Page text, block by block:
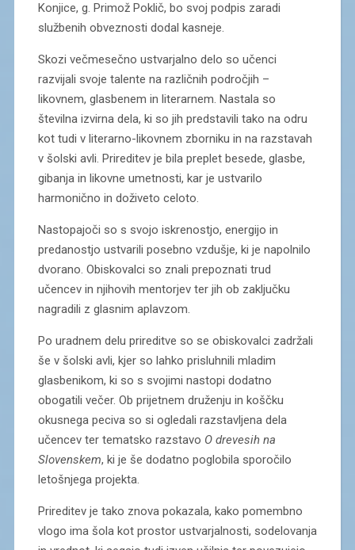
Konjice, g. Primož Poklič, bo svoj podpis zaradi
službenih obveznosti dodal kasneje.
Skozi večmesečno ustvarjalno delo so učenci
razvijali svoje talente na različnih področjih –
likovnem, glasbenem in literarnem. Nastala so
številna izvirna dela, ki so jih predstavili tako na odru
kot tudi v literarno-likovnem zborniku in na razstavah
v šolski avli. Prireditev je bila preplet besede, glasbe,
gibanja in likovne umetnosti, kar je ustvarilo
harmonično in doživeto celoto.
Nastopajoči so s svojo iskrenostjo, energijo in
predanostjo ustvarili posebno vzdušje, ki je napolnilo
dvorano. Obiskovalci so znali prepoznati trud
učencev in njihovih mentorjev ter jih ob zaključku
nagradili z glasnim aplavzom.
Po uradnem delu prireditve so se obiskovalci zadržali
še v šolski avli, kjer so lahko prisluhnili mladim
glasbenikom, ki so s svojimi nastopi dodatno
obogatili večer. Ob prijetnem druženju in koščku
okusnega peciva so si ogledali razstavljena dela
učencev ter tematsko razstavo O drevesih na
Slovenskem, ki je še dodatno poglobila sporočilo
letošnjega projekta.
Prireditev je tako znova pokazala, kako pomembno
vlogo ima šola kot prostor ustvarjalnosti, sodelovanja